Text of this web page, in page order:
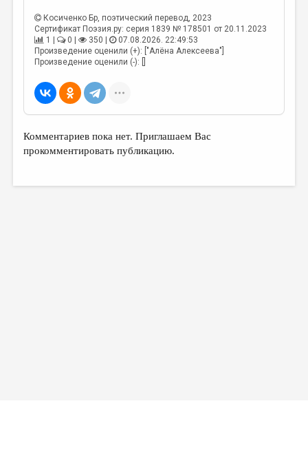
Косиченко Бр, поэтический перевод, 2023
Сертификат Поэзия.ру: серия 1839 № 178501 от 20.11.2023
1 |
0 | 350 |
07.08.2026. 22:49:53
Произведение оценили (+): ["Алёна Алексеева"]
Произведение оценили (-): []
Комментариев пока нет. Приглашаем Вас
прокомментировать публикацию.